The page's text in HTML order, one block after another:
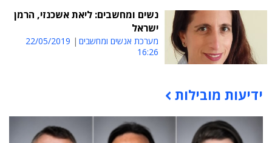
נשים ומחשבים: ליאת אשכנזי, הרמן
ישראל
מערכת אנשים ומחשבים
22/05/2019
16:26
תוכן פרסומי
ידיעות מובילות